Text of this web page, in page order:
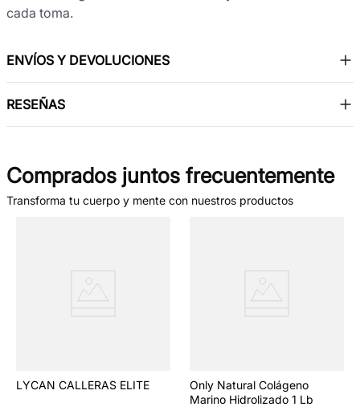
cada toma.
ENVÍOS Y DEVOLUCIONES
RESEÑAS
Comprados juntos frecuentemente
Transforma tu cuerpo y mente con nuestros productos
LYCAN CALLERAS ELITE
Only Natural Colágeno
Marino Hidrolizado 1 Lb